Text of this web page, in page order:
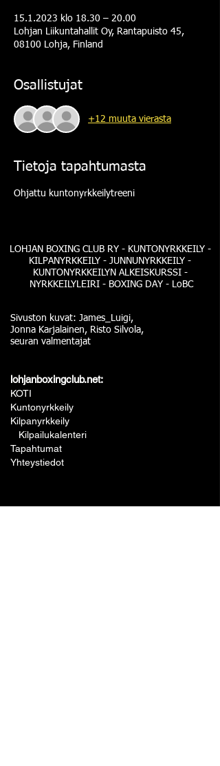
15.1.2023 klo 18.30 – 20.00
Lohjan Liikuntahallit Oy, Rantapuisto 45,
08100 Lohja, Finland
Osallistujat
+12 muuta vierasta
Tietoja tapahtumasta
Ohjattu kuntonyrkkeilytreeni
LOHJAN BOXING CLUB RY - KUNTONYRKKEILY -
KILPANYRKKEILY - JUNNUNYRKKEILY -
KUNTONYRKKEILYN ALKEISKURSSI -
NYRKKEILYLEIRI - BOXING DAY - LoBC
Sivuston kuvat: James_Luigi,
Jonna Karjalainen, Risto Silvola,
seuran valmentajat
lohjanboxingclub.net:
KOTI
Kuntonyrkkeily
Kilpanyrkkeily
Kilpailukalenteri
Tapahtumat
Yhteystiedot